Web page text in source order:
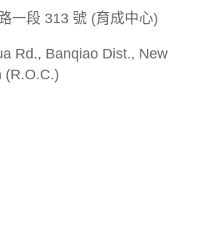
一段 313 號 (育成中心)
Rd., Banqiao Dist., New
(R.O.C.)